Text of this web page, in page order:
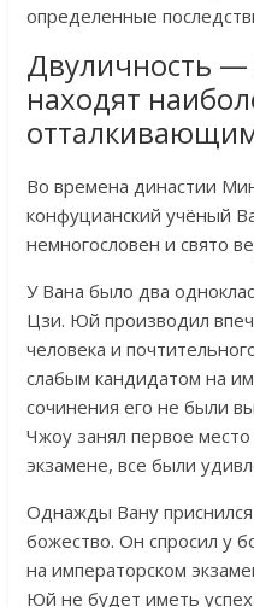
определенные
Двуличность —
находят
Во времена династии
конфуцианский учёный
немногословен и свято
У Вана было два
Цзи. Юй производил
человека и
слабым кандидатом на
сочинения его не были
Чжоу занял первое
экзамене, все были
Однажды Вану
божество. Он спросил у
на императорском
Юй не будет иметь